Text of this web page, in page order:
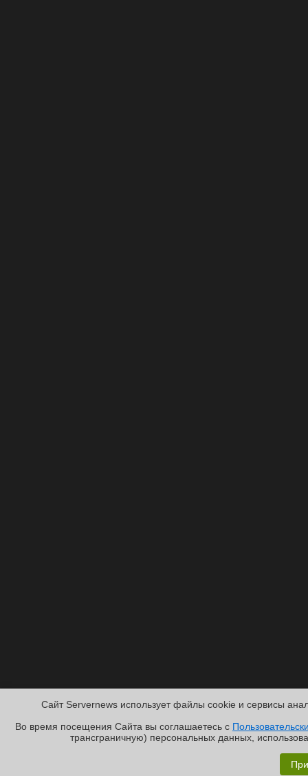
Обзор «малолитражного суперкомпьютера» MSI
Сайт Servernews использует файлы cookie и сервисы
Во время посещения Cайта вы соглашаетесь с
трансграничную) персональных данных,